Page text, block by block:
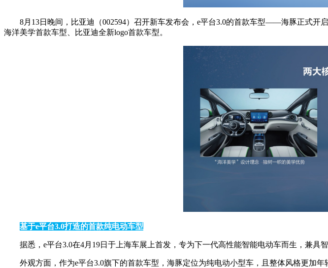
8月13日晚间，比亚迪（002594）召开新车发布会，e平台3.0的首款车型——海豚正式开
海洋美学首款车型、比亚迪全新logo首款车型。
基于e平台3.0打造的首款纯电动车型
据悉，e平台3.0在4月19日于上海车展上首发，专为下一代高性能智能电动车而生，兼
外观方面，作为e平台3.0旗下的首款车型，海豚定位为纯电动小型车，且整体风格更加